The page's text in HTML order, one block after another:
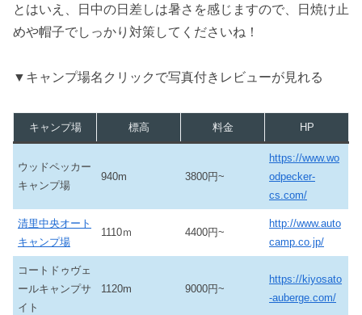
とはいえ、日中の日差しは暑さを感じますので、日焼け止
めや帽子でしっかり対策してくださいね！
▼キャンプ場名クリックで写真付きレビューが見れる
キャンプ場 標高 料金 HP
ウッドペッカー
キャンプ場
940m 3800円~
https://www.wo
odpecker-
cs.com/
清里中央オート
キャンプ場
1110ｍ 4400円~
http://www.auto
camp.co.jp/
コートドゥヴェ
ールキャンプサ
イト
1120m 9000円~
https://kiyosato
-auberge.com/